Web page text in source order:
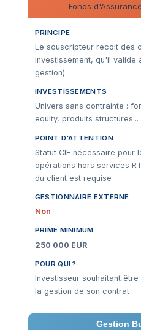
Fonds
PRINCIPE
Le souscripteur recoit des
investissement, qu'il
gestion)
INVESTISSEMENTS
Univers sans contrainte :
equity, produits structures...
POINT D'ATTENTION
Statut CIF nécessaire pour
opérations hors services
du client est requise
GESTIONNAIRE EXTERNE
Non
PRIME MINIMUM
250 000 EUR
POUR QUI ?
Investisseur souhaitant
la gestion de son contrat
Gestion